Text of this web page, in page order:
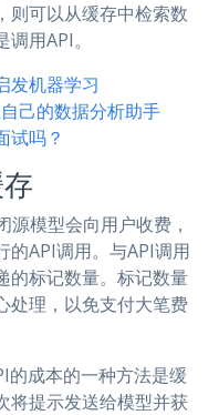
则可以从缓存中检索数
用API。
发机器学习
己的数据分析助手
试吗？
模型会向用户收费，
的API调用。与API调用
的标记数量。标记数量
处理，以免支付大笔费
的成本的一种方法是缓
将提示发送给模型并获